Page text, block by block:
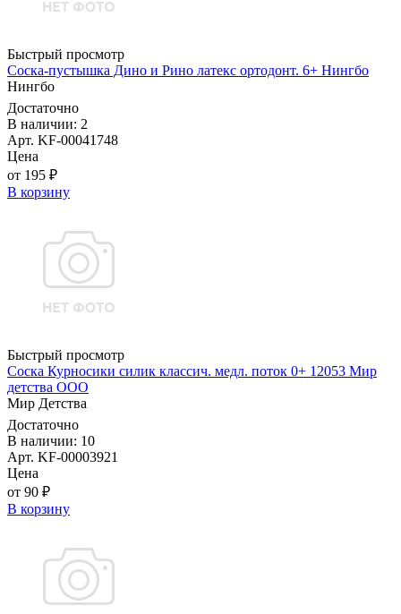
Быстрый просмотр
Соска-пустышка Дино и Рино латекс ортодонт. 6+ Нингбо
Нингбо
Достаточно
В наличии: 2
Арт. KF-00041748
Цена
от 195 ₽
В корзину
Быстрый просмотр
Соска Курносики силик классич. медл. поток 0+ 12053 Мир
детства ООО
Мир Детства
Достаточно
В наличии: 10
Арт. KF-00003921
Цена
от 90 ₽
В корзину